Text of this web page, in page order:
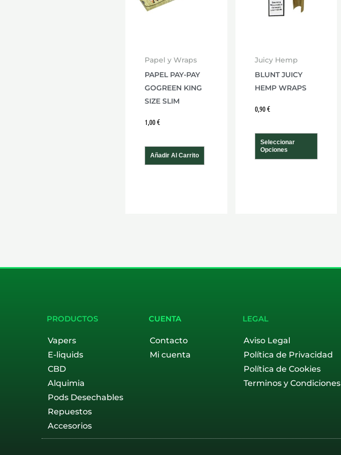
Papel y Wraps
PAPEL PAY-PAY
GOGREEN KING
SIZE SLIM
1,00€
Añadir Al Carrito
Juicy Hemp
BLUNT JUICY
HEMP WRAPS
0,90€
Seleccionar
Opciones
PRODUCTOS
Vapers
E-liquids
CBD
Alquimia
Pods Desechables
Repuestos
Accesorios
CUENTA
Contacto
Mi cuenta
LEGAL
Aviso Legal
Política de Privacidad
Política de Cookies
Terminos y Condiciones